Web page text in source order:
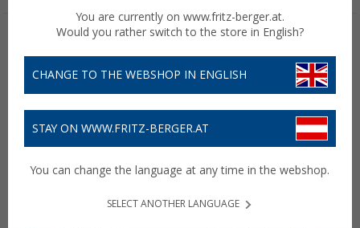
wasserdicht mit Roll-Top
Edelstahl
You are currently on www.fritz-berger.at.
Would you rather switch to the store in English?
CHANGE TO THE WEBSHOP IN ENGLISH
STAY ON WWW.FRITZ-BERGER.AT
You can change the language at any time in the webshop.
SELECT ANOTHER LANGUAGE